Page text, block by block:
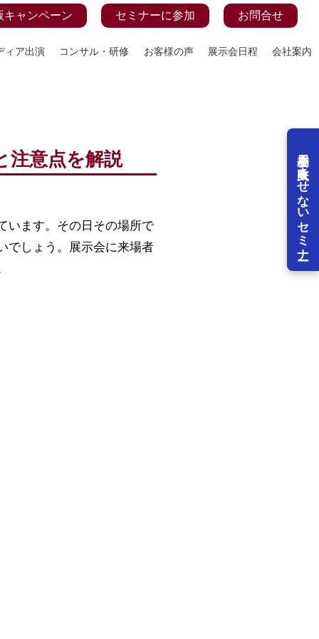
展示会を失敗させないセミナー
キャンペーン セミナーに参加 お問合せ
ィア出演 コンサル・研修 お客様の声 展示会日程 会社案内
注意点を解説
います。その日その場所で
でしょう。展示会に来場者